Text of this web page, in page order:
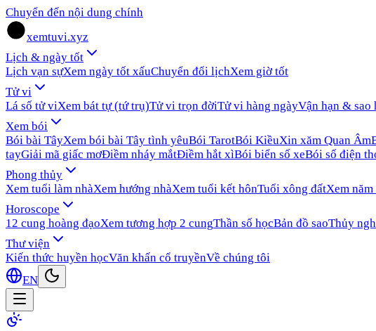
Chuyển đến nội dung chính
xemtuvi.xyz
Lịch & ngày tốt
Lịch vạn sựXem ngày tốt xấuChuyển đổi lịchXem giờ tốt
Tử vi
Lá số tử viXem bát tự (tứ trụ)Tử vi trọn đờiTử vi hàng ngàyVận hạn & sao
Xem bói
Bói bài TâyXem bói bài Tây tình yêuBói TarotBói KiềuXin xăm Quan Âm
tayGiải mã giấc mơĐiềm nháy mắtĐiềm hắt xìBói biển số xeBói số điện
Phong thủy
Xem tuổi làm nhàXem hướng nhàXem tuổi kết hônTuổi xông đấtXem
Horoscope
12 cung hoàng đạoXem tương hợp 2 cungThần số họcBản đồ saoThủy
Thư viện
Kiến thức huyền họcVăn khấn cổ truyềnVề chúng tôi
EN